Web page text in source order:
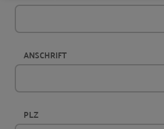
ANSCHRIFT
PLZ